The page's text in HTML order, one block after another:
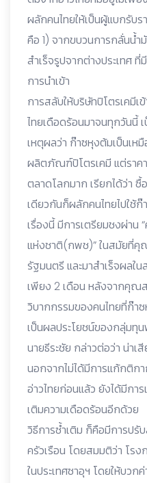
ผลักคนไทยให้เป็นผู้แบกรับ
คือ 1) จากขบวนการกลั่นน้ำ
สำเร็จรูปจากต่างประเทศ
การนำเข้า
การสลับให้บริษัทปิโตรเคมีเ
ไทยเดือดร้อนมาจนทุกวันนี้
เหตุผลว่า ก๊าซหุงต้มเป็นเหมื
ผลิตภัณฑ์ปิโตรเคมี แต่ราค
ตลาดโลกมาก เรียกได้ว่า ซื้
เดียวกันก็ผลักคนไทยไปใช้
เรื่องนี้ มีการเตรียมชงผ่าน
แห่งชาติ(กพช)” ในสมัยที่คุ
รัฐมนตรี และมาสำเร็จผลใ
เพียง 2 เดือน หลังจากคุณ
วิบากกรรมของคนไทยที่ก๊า
เป็นผลประโยชน์ของกลุ่มทุ
นายธีระชัย กล่าวต่อว่า น่าเ
นอกจากไม่ได้มีการแก้กติก
อ่าวไทยก่อนแล้ว ยังได้มีกา
เติมความเดือดร้อนอีกด้วย
วิธีการซ้ำเติม ก็คือมีการปรั
ครัวเรือน โดยสมมติว่า โรง
ในประเทศซาอุฯ โดยให้บวก